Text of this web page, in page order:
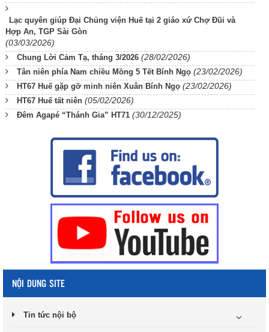
Lạc quyên giúp Đại Chủng viện Huế tại 2 giáo xứ Chợ Đũi và
Hợp An, TGP Sài Gòn
(03/03/2026)
Chung Lời Cảm Tạ, tháng 3/2026 (28/02/2026)
Tân niên phía Nam chiều Mồng 5 Tết Bính Ngọ (23/02/2026)
HT67 Huế gặp gỡ minh niên Xuân Bính Ngọ (23/02/2026)
HT67 Huế tất niên (05/02/2026)
Đêm Agapé “Thánh Gia” HT71 (30/12/2025)
NỘI DUNG SITE
Tin tức nội bộ